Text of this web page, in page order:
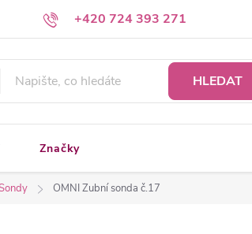
+420 724 393 271
Napište nám
HLEDAT
Značky
OMNI Zubní sonda č.17